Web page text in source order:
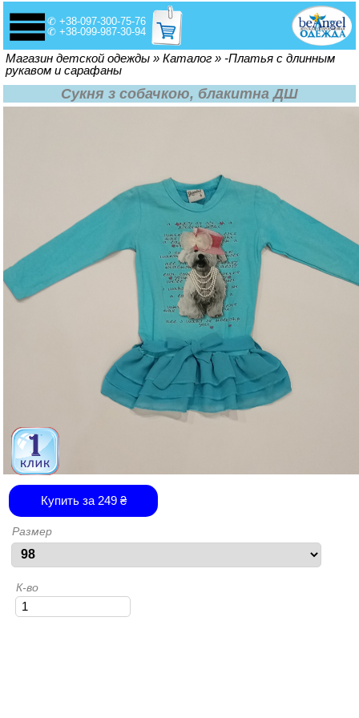
✆ +38-097-300-75-76
✆ +38-099-987-30-94
Вы здесь
Магазин детской одежды » Каталог » -Платья с длинным
рукавом и сарафаны
Сукня з собачкою, блакитна ДШ
Купить за 249₴
Размер
К-во